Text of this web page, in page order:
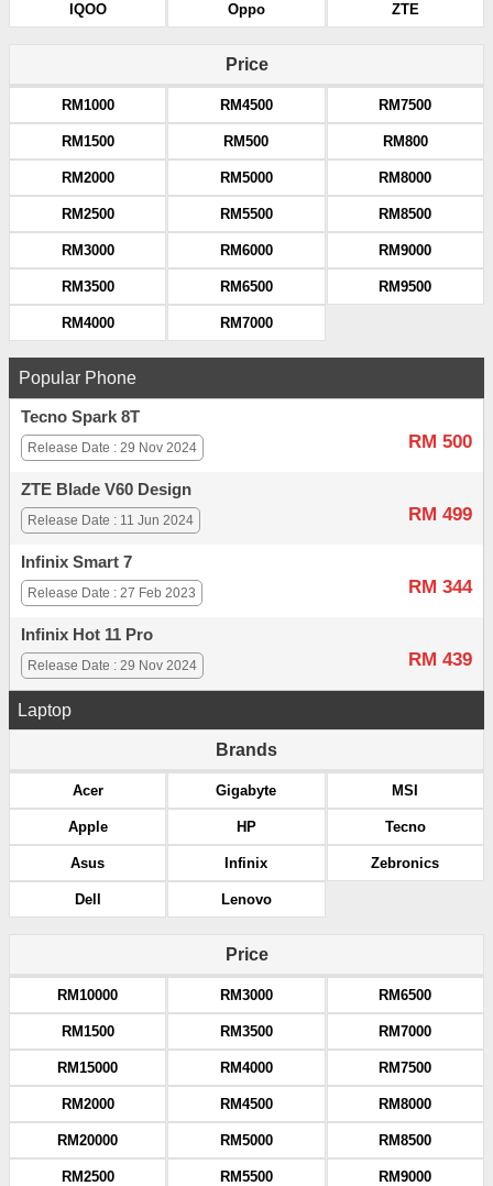
IQOO Oppo ZTE
Price
RM1000
RM1500
RM2000
RM2500
RM3000
RM3500
RM4000
RM4500
RM500
RM5000
RM5500
RM6000
RM6500
RM7000
RM7500
RM800
RM8000
RM8500
RM9000
RM9500
Popular Phone
Tecno Spark 8T
RM 500
Release Date : 29 Nov 2024
ZTE Blade V60 Design
RM 499
Release Date : 11 Jun 2024
Infinix Smart 7
RM 344
Release Date : 27 Feb 2023
Infinix Hot 11 Pro
RM 439
Release Date : 29 Nov 2024
Laptop
Brands
Acer
Apple
Asus
Dell
Gigabyte
HP
Infinix
Lenovo
MSI
Tecno
Zebronics
Price
RM10000
RM1500
RM15000
RM2000
RM20000
RM2500
RM3000
RM3500
RM4000
RM4500
RM5000
RM5500
RM6500
RM7000
RM7500
RM8000
RM8500
RM9000